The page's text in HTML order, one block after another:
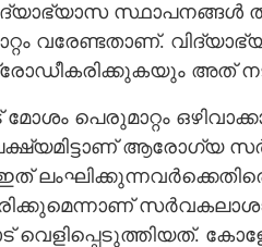
സ്ഥാപനങ്ങൾ
വരേണ്ടതാണ്.
അത്
മോശം പെരുമാറ്റം
ആരോഗ്യ
വെളിപ്പെടുത്തിയത്.